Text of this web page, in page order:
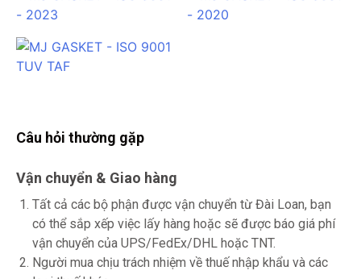
Câu hỏi thường gặp
Vận chuyển & Giao hàng
Tất cả các bộ phận được vận chuyển từ Đài Loan, bạn
có thể sắp xếp việc lấy hàng hoặc sẽ được báo giá phí
vận chuyển của UPS/FedEx/DHL hoặc TNT.
Người mua chịu trách nhiệm về thuế nhập khẩu và các